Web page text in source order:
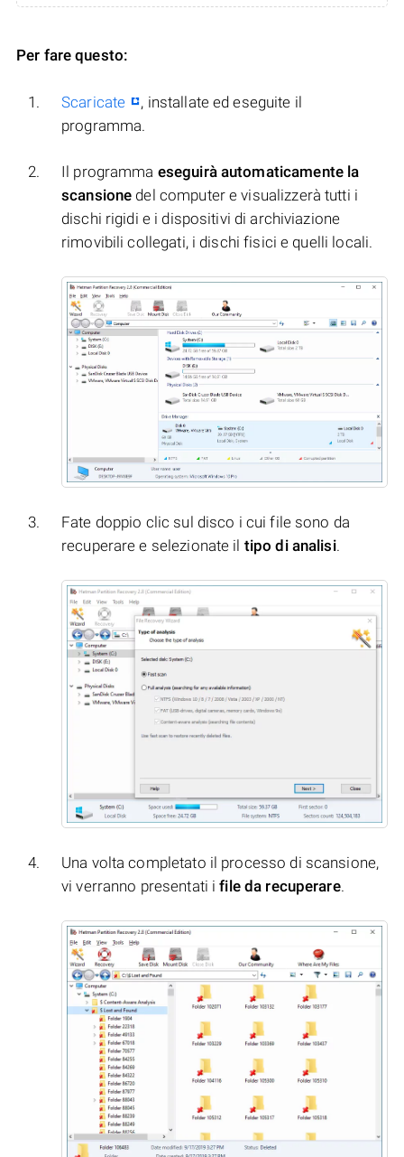
Per fare questo:
Scaricate
, installate ed eseguite il
programma.
Il programma eseguirà automaticamente la
scansione del computer e visualizzerà tutti i
dischi rigidi e i dispositivi di archiviazione
rimovibili collegati, i dischi fisici e quelli locali.
Fate doppio clic sul disco i cui file sono da
recuperare e selezionate il tipo di analisi.
Una volta completato il processo di scansione,
vi verranno presentati ifile da recuperare.